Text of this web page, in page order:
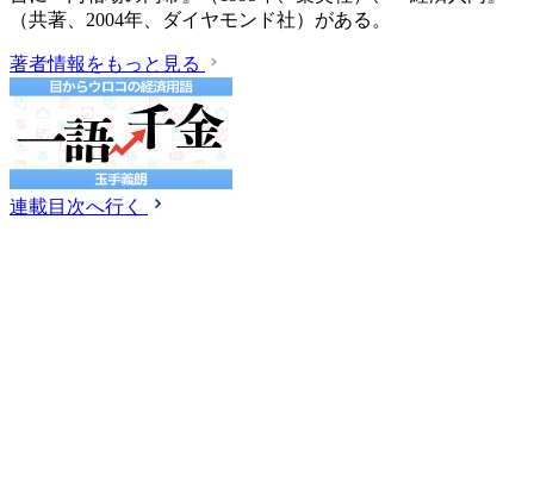
（共著、2004年、ダイヤモンド社）がある。
著者情報をもっと見る
連載目次へ行く